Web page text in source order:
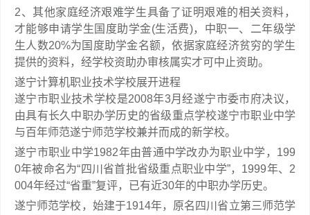
2、其他家庭经济艰难学生具备了证明艰难的相关资料，
才能够申请学生国度助学金(生活费)，中职一、二年级学
生人数20%为国度助学金名额，依据家庭经济贫穷的学生
提供的资料，经学校资助办审核属实才可中止资助。
遂宁计算机职业技术学校展开进程
遂宁市职业技术学校是2008年3月经遂宁市委市府决议，
由具有长久中职办学历史的省级重点学校遂宁市职业中学
与百年师范遂宁师范学校兼并而成的新学校。
遂宁市职业中学1982年由普通中学改办为职业中学，199
0年被命名为“四川省首批省级重点职业中学”，1999年、2
004年经过“省重”复评，已有近30年的中职办学历史。
遂宁师范学校，始建于1914年，原名四川省立第三师范学